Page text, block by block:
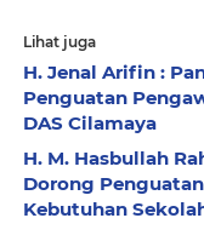
Lihat juga
H. Jenal Arifin :
Penguatan
DAS Cilamaya
H. M. Hasbullah
Dorong
Kebutuhan